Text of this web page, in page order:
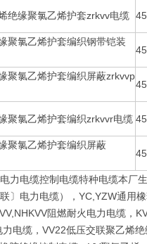
绝缘聚氯乙烯护套zrkvv电缆
聚氯乙烯护套编织钢带铠装
聚氯乙烯护套编织屏蔽zrkvvp
聚氯乙烯护套编织zrkvvr电缆
聚氯乙烯护套编织屏蔽
力电缆控制电缆特种电缆本厂
〕电力电缆），YC,YZW通用
阻燃耐火电力电缆，
电缆，VV22低压交联聚乙烯